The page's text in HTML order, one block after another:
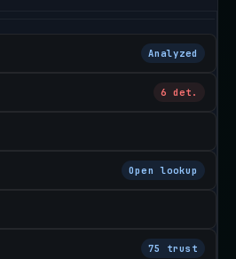
Analyzed
6 det.
Open lookup
75 trust